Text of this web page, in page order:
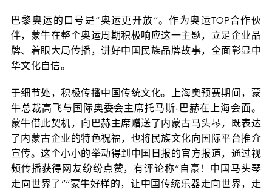
巴黎奥运的口号是“奥运更开放”。作为奥运TOP合作伙
伴，蒙牛在整个奥运周期积极响应这一主题，立足企业品
牌、着眼大局传播，讲好中国民族品牌故事，全面彰显中
华文化自信。
于细节处，积极传播中国传统文化。上海奥预赛期间，蒙
牛总裁高飞与国际奥委会主席托马斯·巴赫在上海会面。
蒙牛借此契机，向巴赫主席赠送了内蒙古马头琴，既表达
了内蒙古企业的特色祝福，也将民族文化向国际平台推介
宣传。这个小小的举动得到中国日报的官方报道，通过视
频传播获得网友纷纷点赞，有评论称“自豪！中国马头琴
走向世界了”“蒙牛好样的，让中国传统乐器走向世界，走